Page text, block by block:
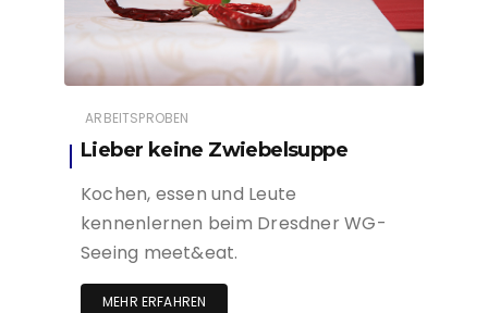
ARBEITSPROBEN
Lieber keine Zwiebelsuppe
Kochen, essen und Leute
kennenlernen beim Dresdner WG-
Seeing meet&eat.
MEHR ERFAHREN